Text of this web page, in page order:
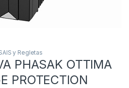
y Regletas
PHASAK OTTIMA
PROTECTION